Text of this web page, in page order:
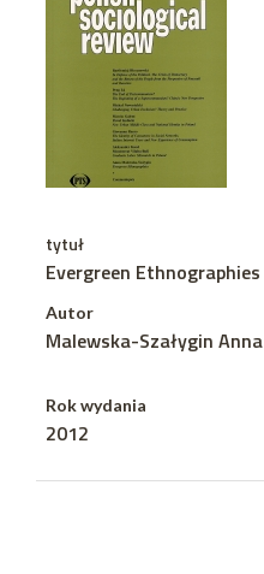
tytuł
Evergreen Ethnographies
Autor
Malewska-Szałygin Anna
Rok wydania
2012